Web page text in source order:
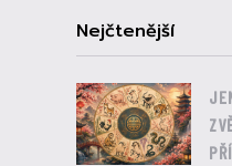
Nejčtenější